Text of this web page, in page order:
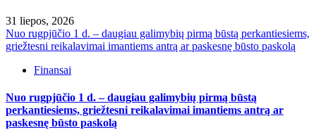
31 liepos, 2026
Nuo rugpjūčio 1 d. – daugiau galimybių pirmą būstą perkantiesiems,
griežtesni reikalavimai imantiems antrą ar paskesnę būsto paskolą
Finansai
Nuo rugpjūčio 1 d. – daugiau galimybių pirmą būstą
perkantiesiems, griežtesni reikalavimai imantiems antrą ar
paskesnę būsto paskolą